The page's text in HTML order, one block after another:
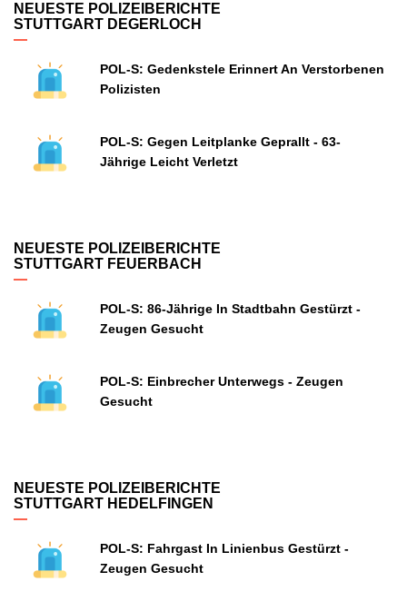
NEUESTE POLIZEIBERICHTE
STUTTGART DEGERLOCH
POL-S: Gedenkstele Erinnert An Verstorbenen
Polizisten
POL-S: Gegen Leitplanke Geprallt - 63-
Jährige Leicht Verletzt
NEUESTE POLIZEIBERICHTE
STUTTGART FEUERBACH
POL-S: 86-Jährige In Stadtbahn Gestürzt -
Zeugen Gesucht
POL-S: Einbrecher Unterwegs - Zeugen
Gesucht
NEUESTE POLIZEIBERICHTE
STUTTGART HEDELFINGEN
POL-S: Fahrgast In Linienbus Gestürzt -
Zeugen Gesucht